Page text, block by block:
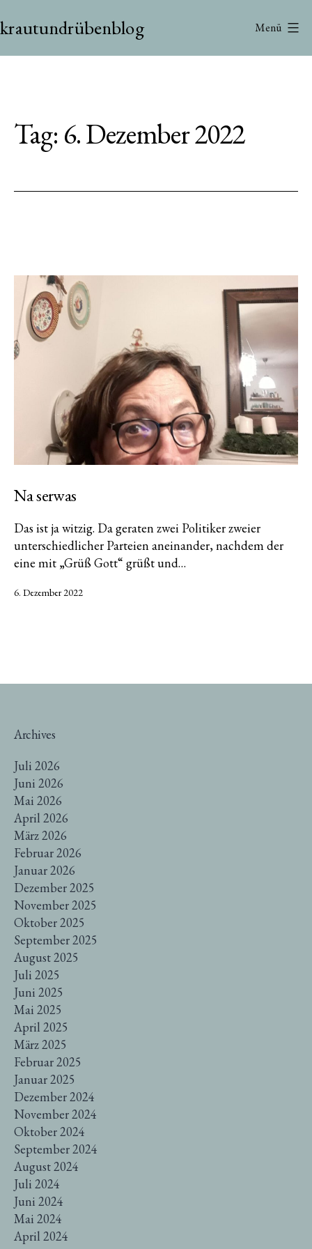
Inhalt
krautundrübenblog Menü
Tag: 6. Dezember 2022
Na serwas
Das ist ja witzig. Da geraten zwei Politiker zweier
unterschiedlicher Parteien aneinander, nachdem der
eine mit „Grüß Gott“ grüßt und…
Veröffentlicht
6. Dezember 2022
Archives
Juli 2026
Juni 2026
Mai 2026
April 2026
März 2026
Februar 2026
Januar 2026
Dezember 2025
November 2025
Oktober 2025
September 2025
August 2025
Juli 2025
Juni 2025
Mai 2025
April 2025
März 2025
Februar 2025
Januar 2025
Dezember 2024
November 2024
Oktober 2024
September 2024
August 2024
Juli 2024
Juni 2024
Mai 2024
April 2024